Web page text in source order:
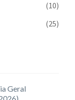
(10)
(25)
Geral